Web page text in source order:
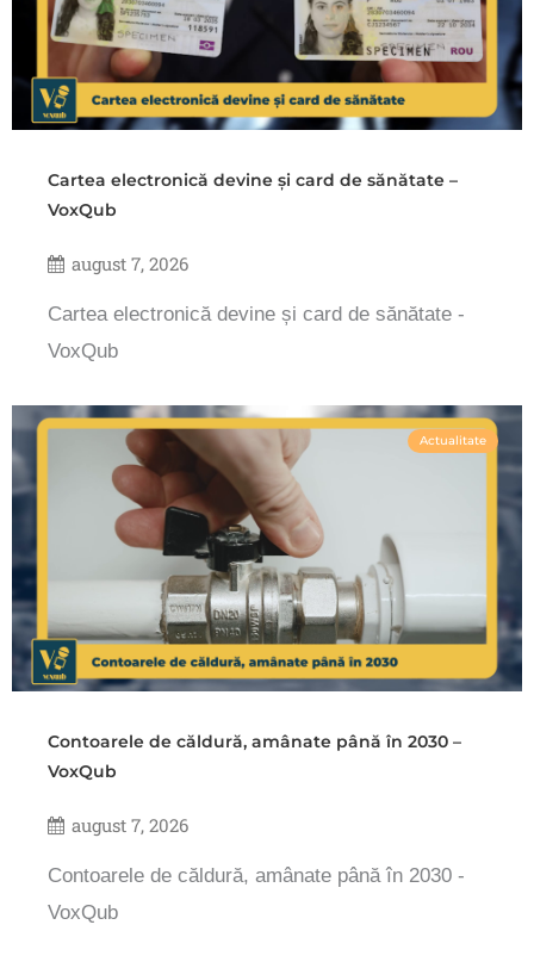
Cartea electronică devine și card de sănătate –
VoxQub
august 7, 2026
Cartea electronică devine și card de sănătate -
VoxQub
Actualitate
Contoarele de căldură, amânate până în 2030 –
VoxQub
august 7, 2026
Contoarele de căldură, amânate până în 2030 -
VoxQub